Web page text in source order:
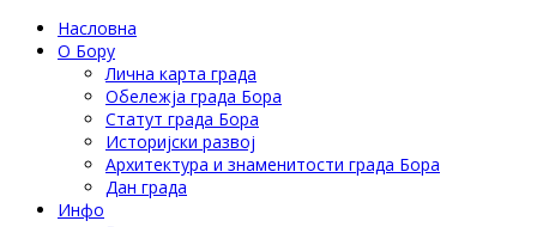
Насловна
О Бору
Лична карта града
Обележја града Бора
Статут града Бора
Историјски развој
Архитектура и знаменитости града Бора
Дан града
Инфо